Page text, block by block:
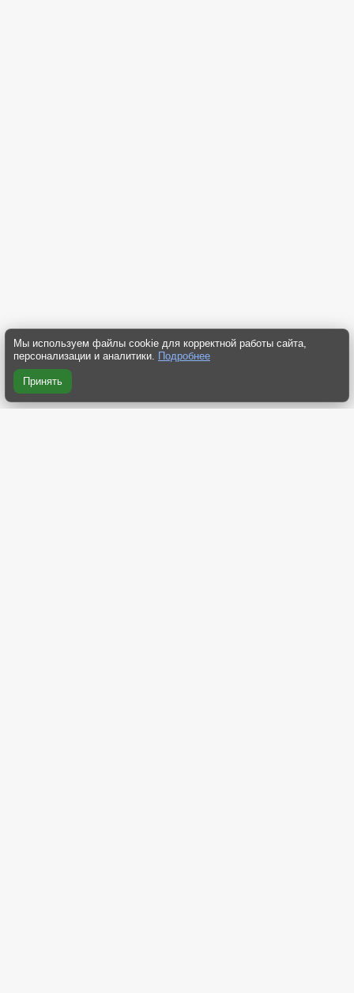
Мы используем файлы cookie для корректной работы сайта,
персонализации и аналитики. Подробнее
Принять